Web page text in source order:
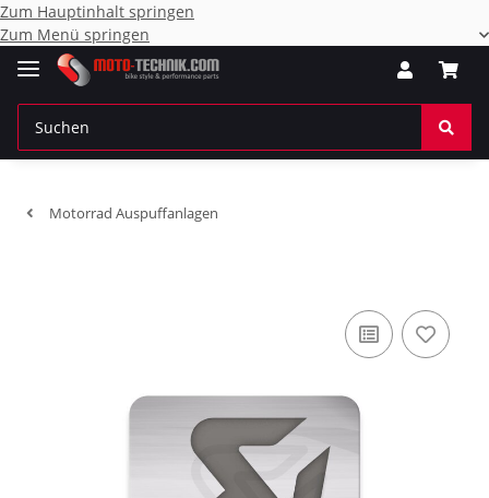
Zum Hauptinhalt springen
Zum Menü springen
Motorrad Auspuffanlagen